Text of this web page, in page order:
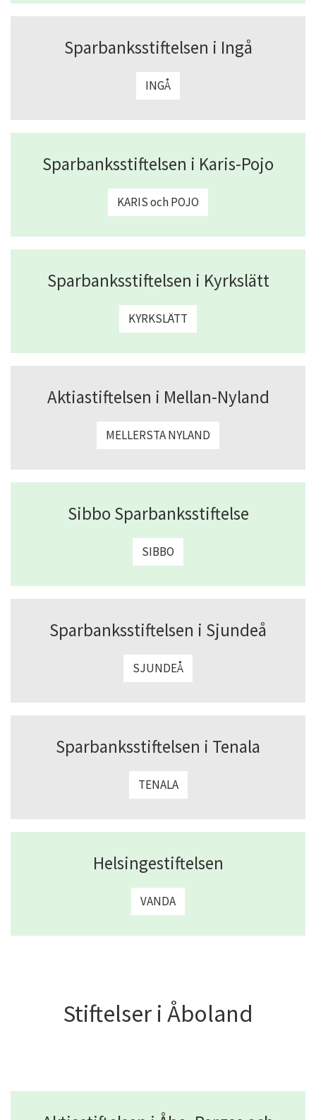
Sparbanksstiftelsen i Ingå
INGÅ
Sparbanksstiftelsen i Karis-Pojo
KARIS och POJO
Sparbanksstiftelsen i Kyrkslätt
KYRKSLÄTT
Aktiastiftelsen i Mellan-Nyland
MELLERSTA NYLAND
Sibbo Sparbanksstiftelse
SIBBO
Sparbanksstiftelsen i Sjundeå
SJUNDEÅ
Sparbanksstiftelsen i Tenala
TENALA
Helsingestiftelsen
VANDA
Stiftelser i Åboland